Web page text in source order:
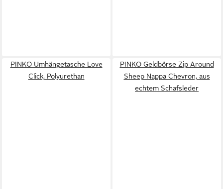
PINKO Umhängetasche Love
Click, Polyurethan
PINKO Geldbörse Zip Around
Sheep Nappa Chevron, aus
echtem Schafsleder